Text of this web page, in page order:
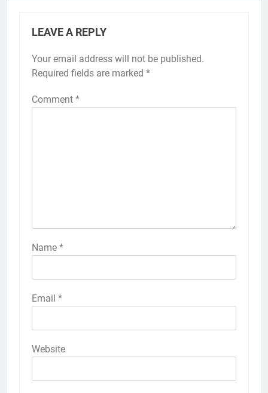
LEAVE A REPLY
Your email address will not be published.
Required fields are marked *
Comment *
Name *
Email *
Website